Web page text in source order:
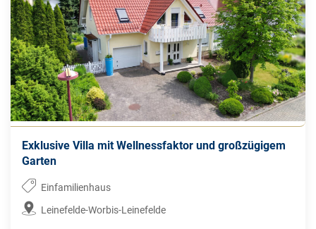
Exklusive Villa mit Wellnessfaktor und großzügigem
Garten
Einfamilienhaus
Leinefelde-Worbis-Leinefelde